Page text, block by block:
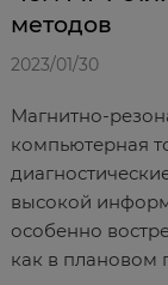
методов
2023/01/30
Магнитно-
компьютерная
высокой
особенно
как в плановом